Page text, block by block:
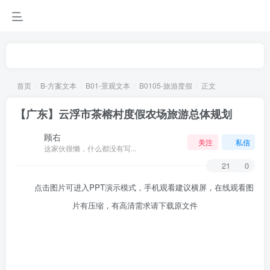
首页 B-方案文本 B01-景观文本 B0105-旅游度假 正文
【广东】云浮市茶榕村度假农场旅游总体规划
顾右
这家伙很懒，什么都没有写...
关注 私信
21
0
点击图片可进入PPT演示模式，手机观看建议横屏，在线观看图
片有压缩，有高清需求请下载原文件